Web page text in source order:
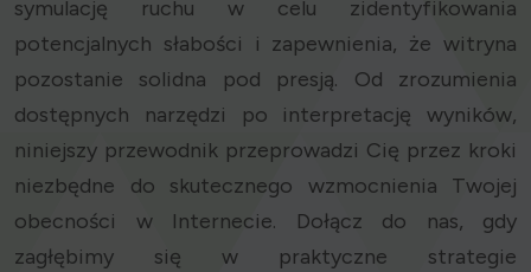
symulację ruchu w celu zidentyfikowania
potencjalnych słabości i zapewnienia, że witryna
pozostanie solidna pod presją. Od zrozumienia
dostępnych narzędzi po interpretację wyników,
niniejszy przewodnik przeprowadzi Cię przez kroki
niezbędne do skutecznego wzmocnienia Twojej
obecności w Internecie. Dołącz do nas, gdy
zagłębimy się w praktyczne strategie